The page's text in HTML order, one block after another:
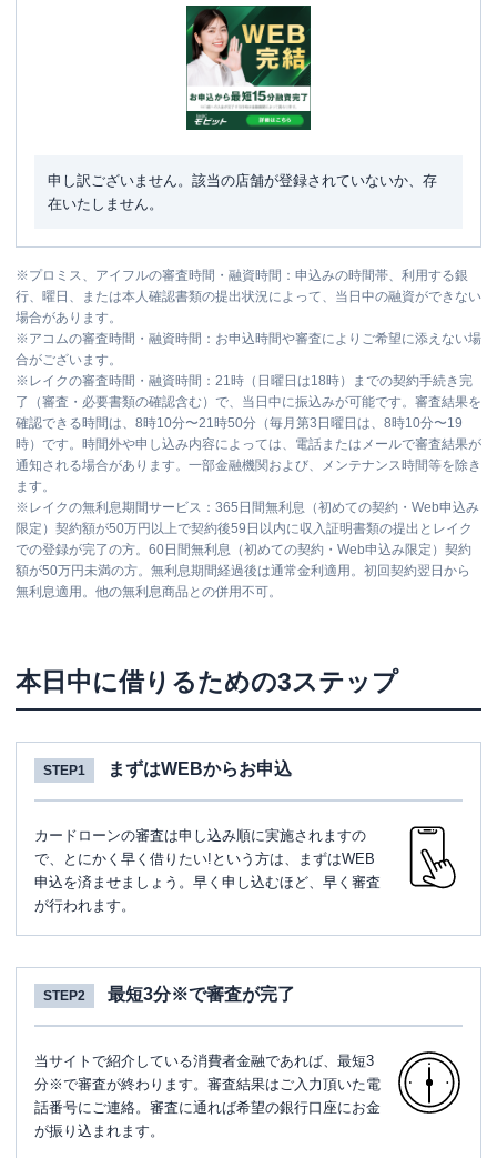
申し訳ございません。該当の店舗が登録されていないか、存
在いたしません。
※プロミス、アイフルの審査時間・融資時間：申込みの時間帯、利用する銀
行、曜日、または本人確認書類の提出状況によって、当日中の融資ができない
場合があります。
※アコムの審査時間・融資時間：お申込時間や審査によりご希望に添えない場
合がございます。
※ レイクの審査時間・融資時間：21時（日曜日は18時）までの契約手続き完
了（審査・必要書類の確認含む）で、当日中に振込みが可能です。審査結果を
確認できる時間は、8時10分〜21時50分（毎月第3日曜日は、8時10分〜19
時）です。時間外や申し込み内容によっては、電話またはメールで審査結果が
通知される場合があります。一部金融機関および、メンテナンス時間等を除き
ます。
※ レイクの無利息期間サービス：365日間無利息（初めての契約・Web申込み
限定）契約額が50万円以上で契約後59日以内に収入証明書類の提出とレイク
での登録が完了の方。60日間無利息（初めての契約・Web申込み限定）契約
額が50万円未満の方。無利息期間経過後は通常金利適用。初回契約翌日から
無利息適用。他の無利息商品との併用不可。
本日中に借りるための3ステップ
STEP1 まずはWEBからお申込
カードローンの審査は申し込み順に実施されますの
で、とにかく早く借りたい!という方は、まずはWEB
申込を済ませましょう。早く申し込むほど、早く審査
が行われます。
STEP2 最短3分※で審査が完了
当サイトで紹介している消費者金融であれば、最短3
分※で審査が終わります。審査結果はご入力頂いた電
話番号にご連絡。審査に通れば希望の銀行口座にお金
が振り込まれます。